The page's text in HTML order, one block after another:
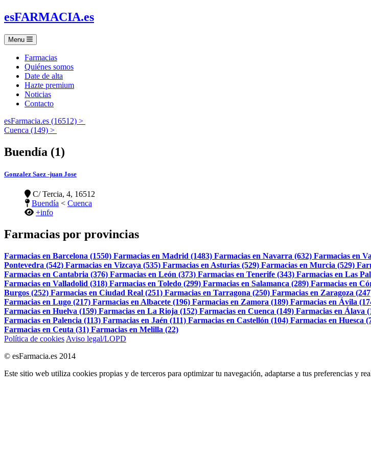
esFARMACIA.es
Menu
Farmacias
Quiénes somos
Date de alta
Hazte premium
Noticias
Contacto
esFarmacia.es (16512) >
Cuenca (149) >
Buendía (1)
Gonzalez Saez -juan Jose
C/ Tercia, 4, 16512
Buendía < Cuenca
+info
Farmacias por provincias
Farmacias en Barcelona (1550) Farmacias en Madrid (1483) Farmacias en Navarra (632) Farmacias en
Pontevedra (542) Farmacias en Vizcaya (535) Farmacias en Asturias (529) Farmacias en Murcia (529)
Farmacias en Cantabria (376) Farmacias en León (373) Farmacias en Tenerife (343) Farmacias en Las
Farmacias en Valladolid (318) Farmacias en Toledo (299) Farmacias en Salamanca (289) Farmacias en
Burgos (252) Farmacias en Ciudad Real (251) Farmacias en Tarragona (250) Farmacias en Zaragoza
Farmacias en Lugo (217) Farmacias en Albacete (196) Farmacias en Zamora (189) Farmacias en Ávila
Farmacias en Huelva (159) Farmacias en La Rioja (152) Farmacias en Cuenca (149) Farmacias en Álava
Farmacias en Palencia (113) Farmacias en Jaén (111) Farmacias en Castellón (104) Farmacias en Huesca
Farmacias en Ceuta (31) Farmacias en Melilla (22)
Política de cookies Aviso legal/LOPD
© esFarmacia.es 2014
Este sitio web utiliza cookies propias y de terceros para optimizar tu navegación, adaptarse a tus preferencias y